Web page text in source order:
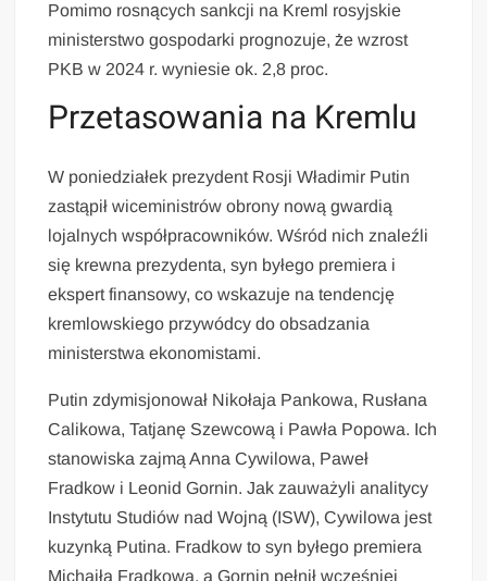
Pomimo rosnących sankcji na Kreml rosyjskie
ministerstwo gospodarki prognozuje, że wzrost
PKB w 2024 r. wyniesie ok. 2,8 proc.
Przetasowania na Kremlu
W poniedziałek prezydent Rosji Władimir Putin
zastąpił wiceministrów obrony nową gwardią
lojalnych współpracowników. Wśród nich znaleźli
się krewna prezydenta, syn byłego premiera i
ekspert finansowy, co wskazuje na tendencję
kremlowskiego przywódcy do obsadzania
ministerstwa ekonomistami.
Putin zdymisjonował Nikołaja Pankowa, Rusłana
Calikowa, Tatjanę Szewcową i Pawła Popowa. Ich
stanowiska zajmą Anna Cywilowa, Paweł
Fradkow i Leonid Gornin. Jak zauważyli analitycy
Instytutu Studiów nad Wojną (ISW), Cywilowa jest
kuzynką Putina. Fradkow to syn byłego premiera
Michaiła Fradkowa, a Gornin pełnił wcześniej